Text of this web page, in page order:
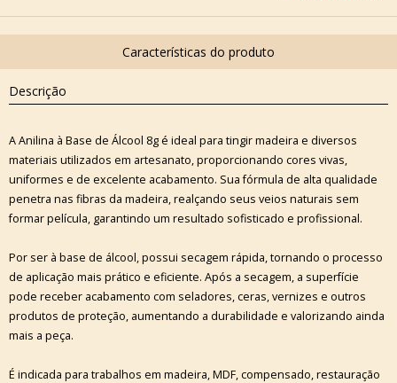
Descrição
A Anilina à Base de Álcool 8g é ideal para tingir madeira e diversos
materiais utilizados em artesanato, proporcionando cores vivas,
uniformes e de excelente acabamento. Sua fórmula de alta qualidade
penetra nas fibras da madeira, realçando seus veios naturais sem
formar película, garantindo um resultado sofisticado e profissional.
Por ser à base de álcool, possui secagem rápida, tornando o processo
de aplicação mais prático e eficiente. Após a secagem, a superfície
pode receber acabamento com seladores, ceras, vernizes e outros
produtos de proteção, aumentando a durabilidade e valorizando ainda
mais a peça.
É indicada para trabalhos em madeira, MDF, compensado, restauração